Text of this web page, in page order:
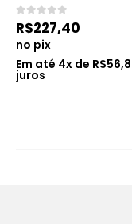
0de 5
R$227,40
no pix
Em até 4x de R$
juros